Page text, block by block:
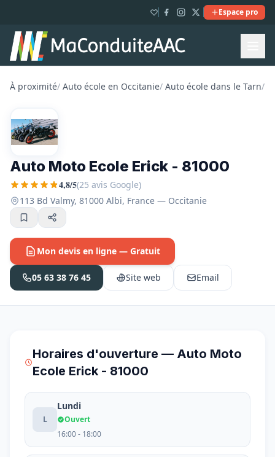
Espace pro
À proximité/ Auto école en Occitanie/ Auto école dans le Tarn/
Auto Moto Ecole Erick - 81000
4,8/5(25 avis Google)
113 Bd Valmy, 81000 Albi, France — Occitanie
Mon devis en ligne — Gratuit
05 63 38 76 45 Site web Email
Horaires d'ouverture — Auto Moto
Ecole Erick - 81000
L
Lundi
Ouvert
16:00 - 18:00